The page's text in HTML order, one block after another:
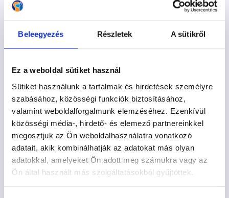
Beleegyezés Részletek A sütikről
Ez a weboldal sütiket használ
Sütiket használunk a tartalmak és hirdetések személyre
szabásához, közösségi funkciók biztosításához,
valamint weboldalforgalmunk elemzéséhez. Ezenkívül
közösségi média-, hirdető- és elemező partnereinkkel
megosztjuk az Ön weboldalhasználatra vonatkozó
adatait, akik kombinálhatják az adatokat más olyan
adatokkal, amelyeket Ön adott meg számukra vagy az
Ön által használt más szolgáltatásokból gyűjtöttek.
Sáfrány Annamária
egészséges étrend Frida epilepszia
egészségügyi kisokos dog dancing Hazafi Dorka
Kelecsényi Detti szenior mantrailing
Janotyik Éva Nagy Balázs Kolompár Tímea